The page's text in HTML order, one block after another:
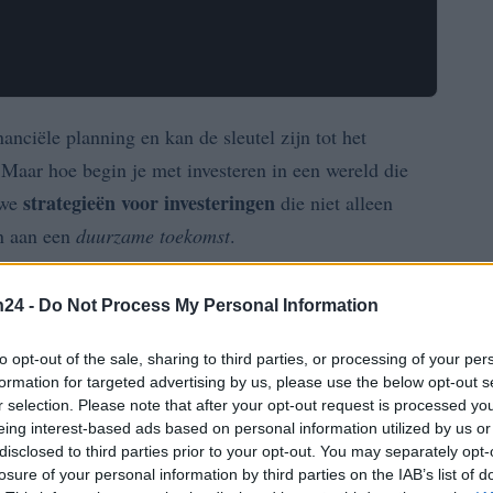
- Do Not Process My Personal Information
opt-out of the sale, sharing to third parties, or processing of your
for targeted advertising by us, please use the below opt-out
selection. Please note that after your opt-out request is processed
interest-based ads based on personal information utilized by us
to third parties prior to your opt-out. You may separately
of your personal information by third parties on the IAB’s list of
planning en kan de sleutel zijn tot het
hoe begin je met investeren in een wereld die
strategieën voor investeringen die niet alleen
een duurzame toekomst.
is het belangrijk om de
houdt in dat je geld aanlegt in activa met de
Dit kan variëren vanaandelenen obligaties tot
te diversifiëren en altijd onderzoek te doen naar de